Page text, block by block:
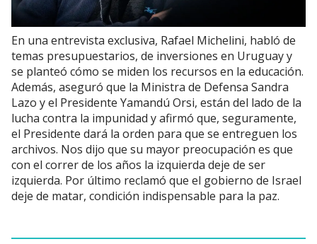
En una entrevista exclusiva, Rafael Michelini, habló de
temas presupuestarios, de inversiones en Uruguay y
se planteó cómo se miden los recursos en la educación.
Además, aseguró que la Ministra de Defensa Sandra
Lazo y el Presidente Yamandú Orsi, están del lado de la
lucha contra la impunidad y afirmó que, seguramente,
el Presidente dará la orden para que se entreguen los
archivos. Nos dijo que su mayor preocupación es que
con el correr de los años la izquierda deje de ser
izquierda. Por último reclamó que el gobierno de Israel
deje de matar, condición indispensable para la paz.